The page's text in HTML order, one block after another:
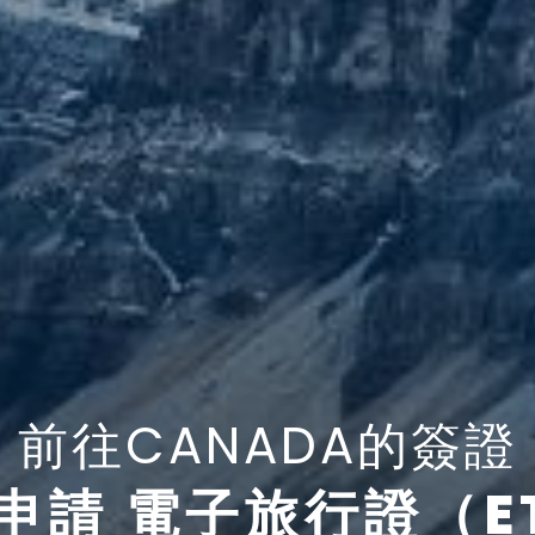
前往CANADA的簽證
請 電子旅行證（